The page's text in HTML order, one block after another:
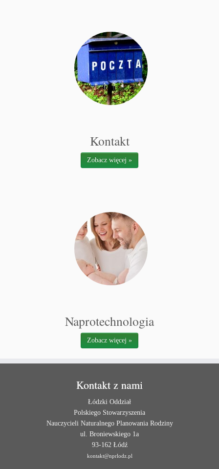
Kontakt
Zobacz więcej »
Naprotechnologia
Zobacz więcej »
Kontakt z nami
Łódzki Oddział
Polskiego Stowarzyszenia
Nauczycieli Naturalnego Planowania Rodziny
ul. Broniewskiego 1a
93-162 Łódź
kontakt@nprlodz.pl